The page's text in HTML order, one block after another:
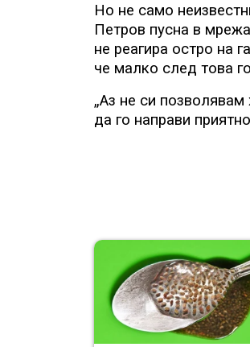
Но не само
Петров пусна в
не реагира остро на
че малко след това
„Аз не си
да го направи